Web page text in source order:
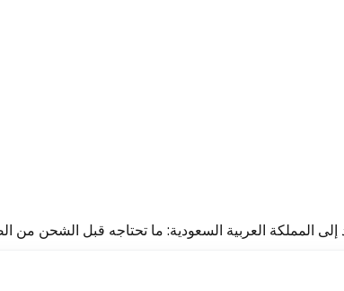
المملكة العربية السعودية: ما تحتاجه قبل الشحن من